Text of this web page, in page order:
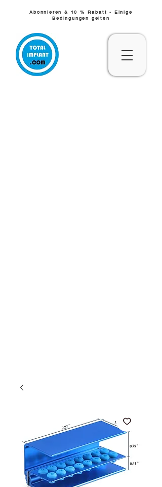
Abonnieren & 10 % Rabatt - Einige
Bedingungen gelten